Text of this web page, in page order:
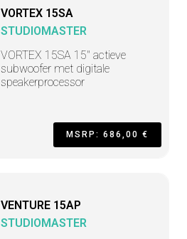
VORTEX 15SA
STUDIOMASTER
VORTEX 15SA 15" actieve
subwoofer met digitale
speakerprocessor
MSRP: 686,00 €
VENTURE 15AP
STUDIOMASTER